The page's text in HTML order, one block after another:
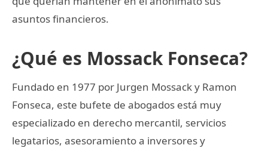
asuntos financieros.
¿Qué es Mossack Fonseca?
Fundado en 1977 por Jurgen Mossack y Ramon
Fonseca, este bufete de abogados está muy
especializado en derecho mercantil, servicios
legatarios, asesoramiento a inversores y